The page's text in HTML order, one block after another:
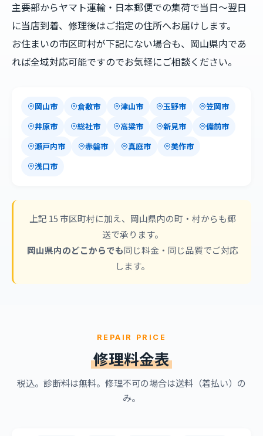
主要部からヤマト運輸・日本郵便での集荷で当日〜翌日
に当店到着、修理後はご指定の住所へお届けします。
お住まいの市区町村が下記にない場合も、岡山県内であ
れば全域対応可能ですのでお気軽にご相談ください。
岡山市 倉敷市 津山市 玉野市
笠岡市
井原市
総社市 高梁市 新見市
備前市
瀬戸内市
赤磐市 真庭市
美作市
浅口市
上記 15 市区町村に加え、岡山県内の町・村からも郵
送で承ります。
岡山県内のどこからでも同じ料金・同じ品質でご対応
します。
REPAIR PRICE
修理料金表
税込。診断料は無料。修理不可の場合は送料（着払い）の
み。